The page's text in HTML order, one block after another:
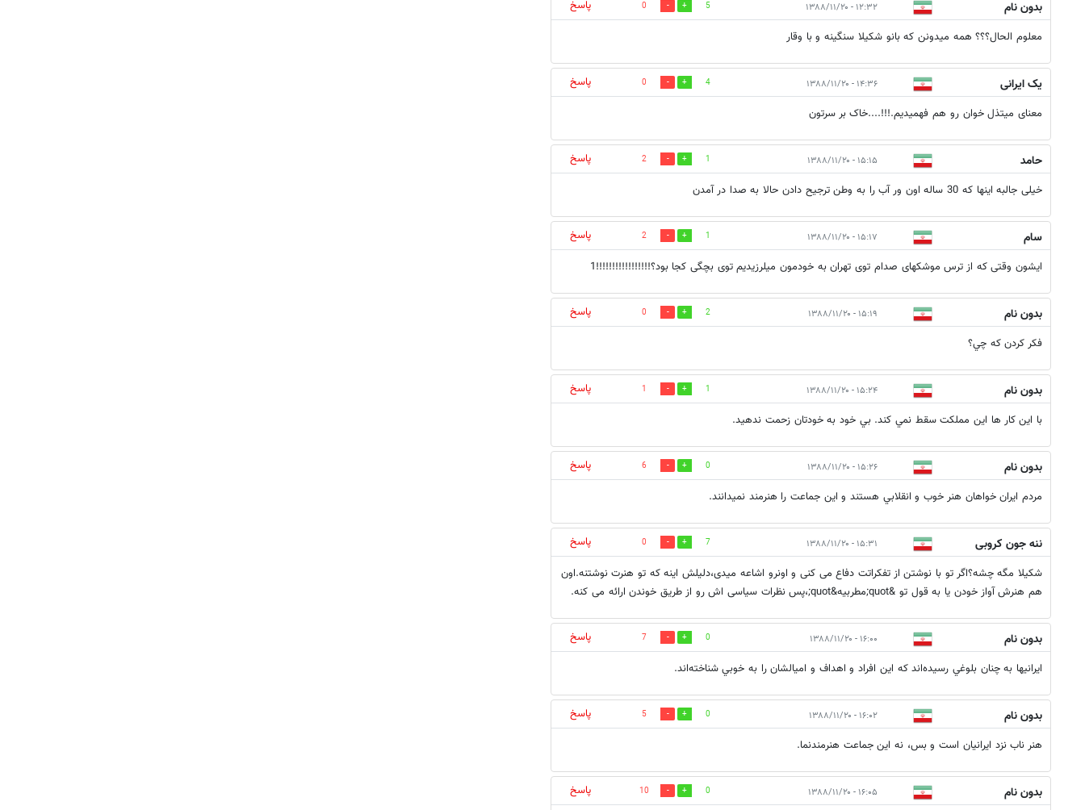
بدون نام ۱۲:۳۲ - ۱۳۸۸/۱۱/۲۰ 5
0
پاسخ
معلوم الحال؟؟؟ همه ميدونن كه بانو شكيلا سنگينه و با وقار
یک ایرانی ۱۴:۳۶ - ۱۳۸۸/۱۱/۲۰ 4
0
پاسخ
معنای میتذل خوان رو هم فهمیدیم.!!!....خاک بر سرتون
حامد ۱۵:۱۵ - ۱۳۸۸/۱۱/۲۰ 1
2
پاسخ
خیلی جالبه اینها که 30 ساله اون ور آب را به وطن ترجیح دادن حالا به صدا در آمدن
سام ۱۵:۱۷ - ۱۳۸۸/۱۱/۲۰ 1
2
پاسخ
ایشون وقتی که از ترس موشکهای صدام توی تهران به خودمون میلرزیدیم توی بچگی کجا بود؟!!!!!!!!!!!!!!!!!1
بدون نام ۱۵:۱۹ - ۱۳۸۸/۱۱/۲۰ 2
0
پاسخ
فكر كردن كه چي؟
بدون نام ۱۵:۲۴ - ۱۳۸۸/۱۱/۲۰ 1
1
پاسخ
با اين كار ها اين مملكت سقط نمي كند. بي خود به خودتان زحمت ندهيد.
بدون نام ۱۵:۲۶ - ۱۳۸۸/۱۱/۲۰ 0
6
پاسخ
مردم ايران خواهان هنر خوب و انقلابي هستند و اين جماعت را هنرمند نميدانند.
ننه جون کروبی ۱۵:۳۱ - ۱۳۸۸/۱۱/۲۰ 7
0
پاسخ
شکیلا مگه چشه؟اگر تو با نوشتن از تفکراتت دفاع می کنی و اونرو اشاعه میدی،دلیلش اینه که تو هنرت نوشتنه.اون
هم هنرش آواز خودن یا به قول تو &quot;مطربیه&quot;،پس نظرات سیاسی اش رو از طریق خوندن ارائه می کنه.
بدون نام ۱۶:۰۰ - ۱۳۸۸/۱۱/۲۰ 0
7
پاسخ
ايرانيها به چنان بلوغي رسيده‌اند كه اين افراد و اهداف و اميالشان را به خوبي شناخته‌اند.
بدون نام ۱۶:۰۲ - ۱۳۸۸/۱۱/۲۰ 0
5
پاسخ
هنر ناب نزد ايرانيان است و بس، نه اين جماعت هنرمندنما.
بدون نام ۱۶:۰۵ - ۱۳۸۸/۱۱/۲۰ 0
10
پاسخ